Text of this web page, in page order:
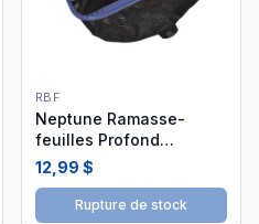
RBF
Neptune Ramasse-
feuilles Profond
Aluminium
12,99 $
Rupture de stock